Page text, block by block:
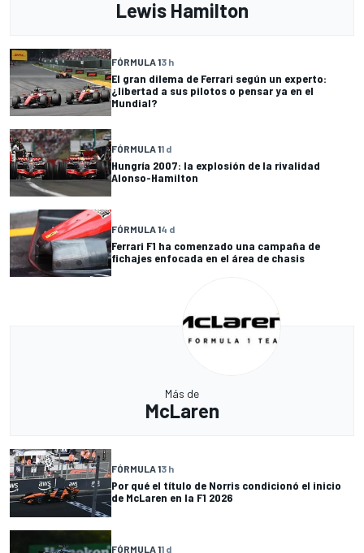
Lewis Hamilton
FÓRMULA 13 h
El gran dilema de Ferrari según un experto:
¿libertad a sus pilotos o pensar ya en el
Mundial?
FÓRMULA 11 d
Hungría 2007: la explosión de la rivalidad
Alonso-Hamilton
FÓRMULA 14 d
Ferrari F1 ha comenzado una campaña de
fichajes enfocada en el área de chasis
Más de
McLaren
FÓRMULA 13 h
Por qué el título de Norris condicionó el inicio
de McLaren en la F1 2026
FÓRMULA 11 d